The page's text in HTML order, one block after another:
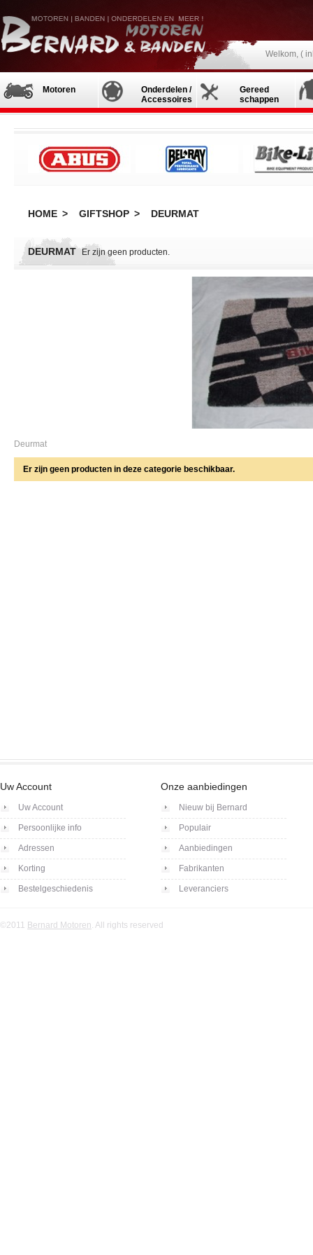
Welkom, (
Motoren
Onderdelen /
Accessoires
Gereed
schappen
HOME > GIFTSHOP > DEURMAT
DEURMAT Er zijn geen producten.
Deurmat
Er zijn geen producten in deze categorie beschikbaar.
Uw Account
Uw Account
Persoonlijke info
Adressen
Korting
Bestelgeschiedenis
Onze aanbiedingen
Nieuw bij Bernard
Populair
Aanbiedingen
Fabrikanten
Leveranciers
©2011 Bernard Motoren. All rights reserved